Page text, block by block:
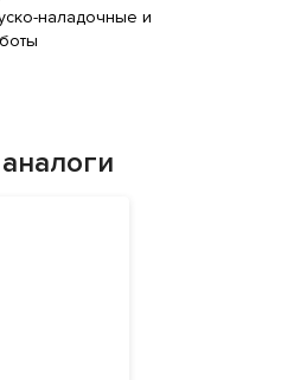
наладочные и